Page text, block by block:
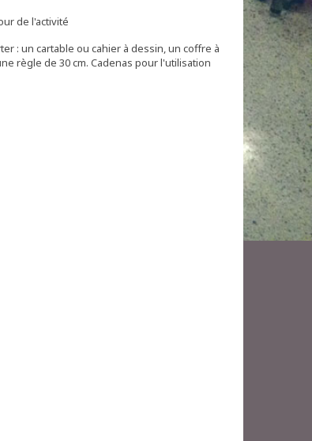
de l'activité
: un cartable ou cahier à dessin, un coffre à
règle de 30 cm. Cadenas pour l'utilisation